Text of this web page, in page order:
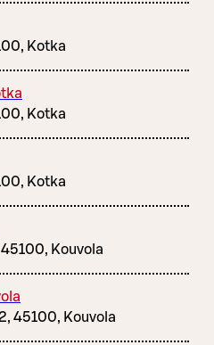
Kotka
Kotka
Kotka
Kouvola
45100, Kouvola